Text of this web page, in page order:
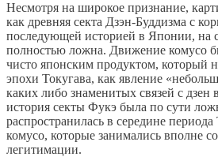
Несмотря на широкое признание,
как древняя секта Дзэн-Буддизма с
последующей историей в Японии, на
полностью ложна. Движение комусо
чисто японским продуктом, который
эпохи Токугава, как явление
каких либо знаменитых связей с
история секты Фукэ была по сути
распространилась в середине
комусо, которые занимались вполне
легитимации.